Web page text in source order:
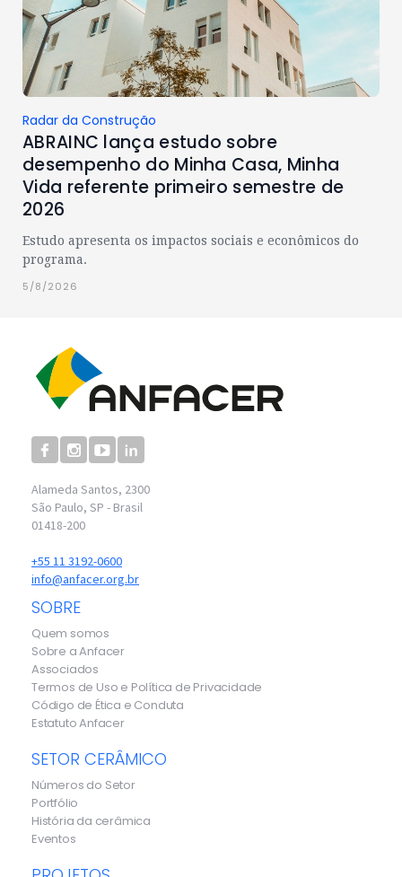
Radar da Construção
ABRAINC lança estudo sobre
desempenho do Minha Casa, Minha
Vida referente primeiro semestre de
2026
Estudo apresenta os impactos sociais e econômicos do
programa.
5/8/2026
Alameda Santos, 2300
São Paulo, SP - Brasil
01418-200
+55 11 3192-0600
info@anfacer.org.br
SOBRE
Quem somos
Sobre a Anfacer
Associados
Termos de Uso e Política de Privacidade
Código de Ética e Conduta
Estatuto Anfacer
SETOR CERÂMICO
Números do Setor
Portfólio
História da cerâmica
Eventos